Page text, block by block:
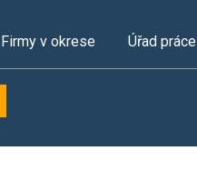
Firmy v okrese Úřad práce